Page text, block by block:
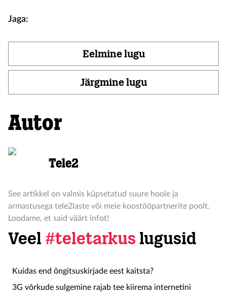
Jaga:
Eelmine lugu
Järgmine lugu
Autor
Tele2
See artikkel on valmis küpsetatud suure hoole ja
armastusega tele2laste või meie koostööpartnerite poolt.
Loodame, et said väärt infot!
Veel #teletarkus lugusid
Kuidas end õngitsuskirjade eest kaitsta?
3G võrkude sulgemine rajab tee kiirema internetini